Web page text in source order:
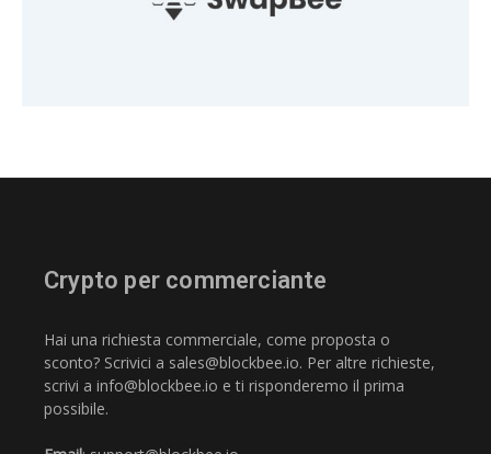
Crypto per commerciante
Hai una richiesta commerciale, come proposta o
sconto? Scrivici a sales@blockbee.io. Per altre richieste,
scrivi a info@blockbee.io e ti risponderemo il prima
possibile.